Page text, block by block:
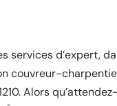
services d’expert,
couvreur-
Alors